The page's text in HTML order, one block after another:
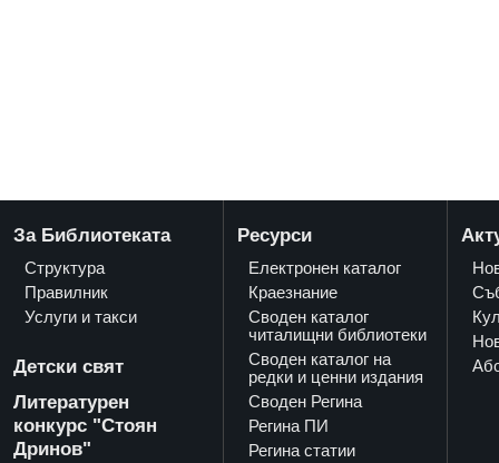
За Библиотеката
Структура
Правилник
Услуги и такси
Детски свят
Литературен
конкурс "Стоян
Дринов"
Ресурси
Електронен каталог
Краезнание
Своден каталог
читалищни библиотеки
Своден каталог на
редки и ценни издания
Своден Регина
Регина ПИ
Регина статии